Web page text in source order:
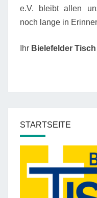
e.V. bleibt allen
noch lange in
Ihr Bielefelder Tisch
STARTSEITE